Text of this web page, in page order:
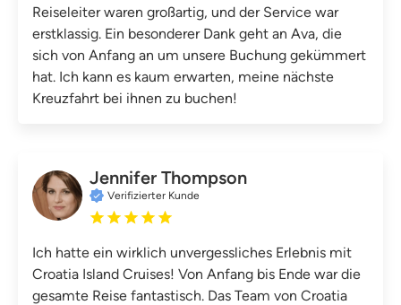
Reiseleiter waren großartig, und der Service war
erstklassig. Ein besonderer Dank geht an Ava, die
sich von Anfang an um unsere Buchung gekümmert
hat. Ich kann es kaum erwarten, meine nächste
Kreuzfahrt bei ihnen zu buchen!
Jennifer Thompson
Verifizierter Kunde
Ich hatte ein wirklich unvergessliches Erlebnis mit
Croatia Island Cruises! Von Anfang bis Ende war die
gesamte Reise fantastisch. Das Team von Croatia